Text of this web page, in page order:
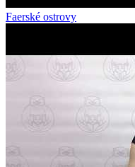
Faerské ostrovy